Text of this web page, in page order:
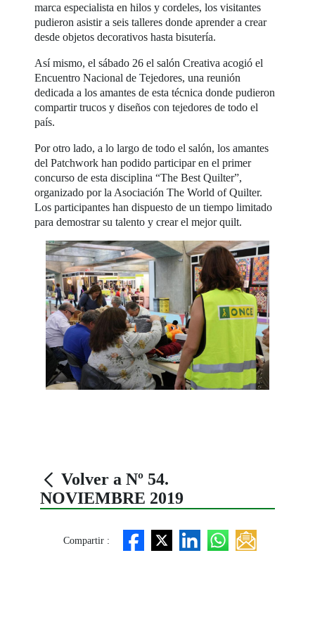
marca especialista en hilos y cordeles, los visitantes
pudieron asistir a seis talleres donde aprender a crear
desde objetos decorativos hasta bisutería.
Así mismo, el sábado 26 el salón Creativa acogió el
Encuentro Nacional de Tejedores, una reunión
dedicada a los amantes de esta técnica donde pudieron
compartir trucos y diseños con tejedores de todo el
país.
Por otro lado, a lo largo de todo el salón, los amantes
del Patchwork han podido participar en el primer
concurso de esta disciplina “The Best Quilter”,
organizado por la Asociación The World of Quilter.
Los participantes han dispuesto de un tiempo limitado
para demostrar su talento y crear el mejor quilt.
Volver a Nº 54.
NOVIEMBRE 2019
Compartir :